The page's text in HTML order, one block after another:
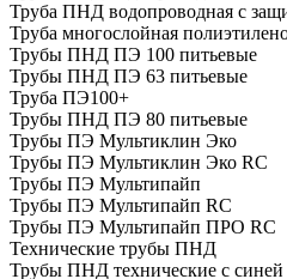
Труба ПНД водопроводная с
Труба многослойная
Трубы ПНД ПЭ 100 питьевые
Трубы ПНД ПЭ 63 питьевые
Труба ПЭ100+
Трубы ПНД ПЭ 80 питьевые
Трубы ПЭ Мультиклин Эко
Трубы ПЭ Мультиклин Эко RC
Трубы ПЭ Мультипайп
Трубы ПЭ Мультипайп RC
Трубы ПЭ Мультипайп ПРО RC
Технические трубы ПНД
Трубы ПНД технические с синей